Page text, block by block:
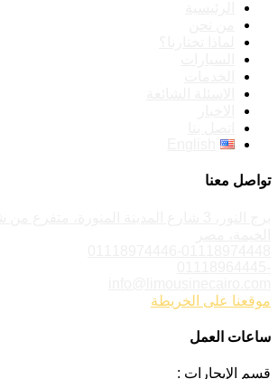
تواصل معنا
موقعنا على الخريطة
ساعات العمل
قسم الإيجارات :